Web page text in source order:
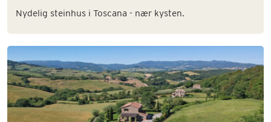
Nydelig steinhus i Toscana - nær kysten.